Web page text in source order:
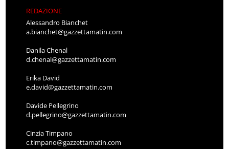
REDAZIONE
Alessandro Bianchet
a.bianchet@gazzettamatin.com
Danila Chenal
d.chenal@gazzettamatin.com
Erika David
e.david@gazzettamatin.com
Davide Pellegrino
d.pellegrino@gazzettamatin.com
Cinzia Timpano
c.timpano@gazzettamatin.com